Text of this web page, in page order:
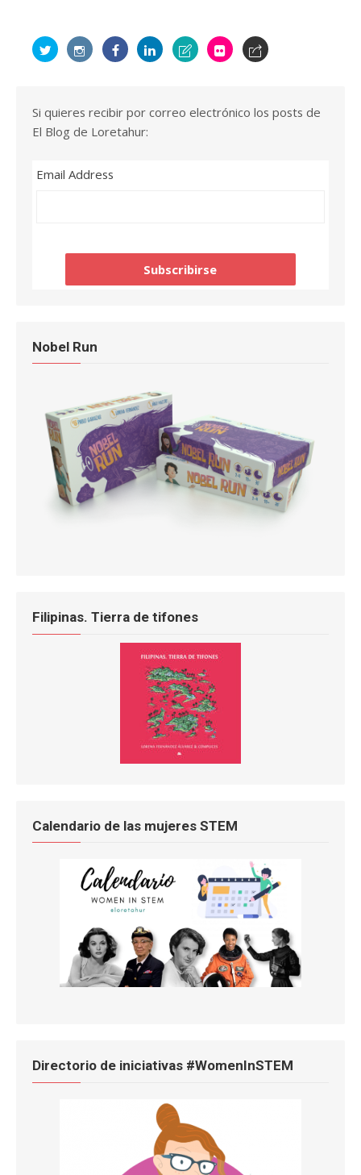
Si quieres recibir por correo electrónico los posts de
El Blog de Loretahur:
Email Address
Nobel Run
Filipinas. Tierra de tifones
Calendario de las mujeres STEM
Directorio de iniciativas #WomenInSTEM